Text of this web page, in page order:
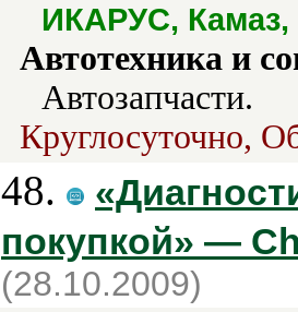
ИКАРУС,
Автотехника и
Автозапчасти.
Круглосуточно,
48.
покупкой» —
(28.10.2009)